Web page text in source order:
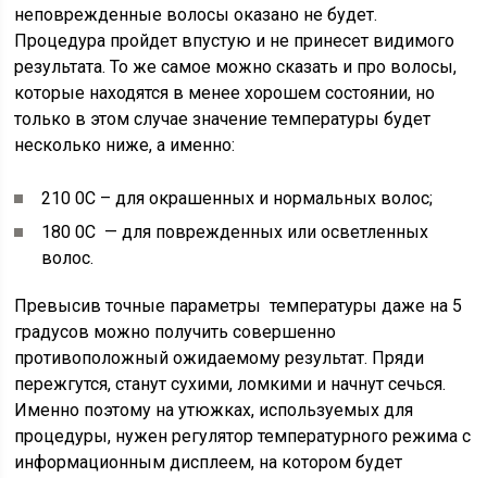
неповрежденные волосы оказано не будет.
Процедура пройдет впустую и не принесет видимого
результата. То же самое можно сказать и про волосы,
которые находятся в менее хорошем состоянии, но
только в этом случае значение температуры будет
несколько ниже, а именно:
210 0С – для окрашенных и нормальных волос;
180 0С — для поврежденных или осветленных
волос.
Превысив точные параметры температуры даже на 5
градусов можно получить совершенно
противоположный ожидаемому результат. Пряди
пережгутся, станут сухими, ломкими и начнут сечься.
Именно поэтому на утюжках, используемых для
процедуры, нужен регулятор температурного режима с
информационным дисплеем, на котором будет